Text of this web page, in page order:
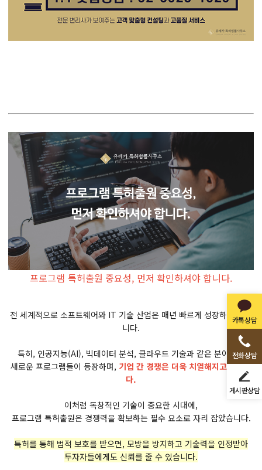
카톡상담
전화상담
게시판상담
프로그램 특허출원 중요성, 먼저 확인하셔야 합니다.
전 세계적으로 소프트웨어와 IT 기술 산업은 매년 빠르게 성장하고 있습
니다.
특히, 인공지능(AI), 빅데이터 분석, 클라우드 기술과 같은 분야에서
새로운 프로그램들이 등장하며, 기업 간 경쟁은 더욱 치열해지고 있습니
다.
이처럼 독창적인 기술이 중요한 시대에,
프로그램 특허출원은 경쟁력을 확보하는 필수 요소로 자리 잡았습니다.
특허를 통해 법적 보호를 받으면, 모방을 방지하고 기술력을 인정받아
투자자들에게도 신뢰를 줄 수 있습니다.